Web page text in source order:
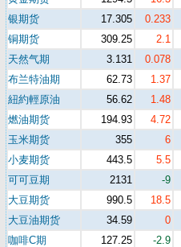
银期货
17.305 0.233
铜期货
309.25 2.1
天然气期
3.131 0.078
布兰特油期
62.73 1.37
紐約輕原油
56.62 1.48
燃油期货
194.93 4.72
玉米期货
355 6
小麦期货
443.5 5.5
可可豆期
2131 -9
大豆期货
990.5 18.5
大豆油期货
34.59 0
咖啡C期
127.25 -2.9